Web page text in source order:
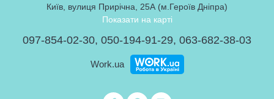
Київ, вулиця Прирічна, 25А (м.Героїв Дніпра)
Показати на карті
097-854-02-30, 050-194-91-29, 063-682-38-03
Work.ua